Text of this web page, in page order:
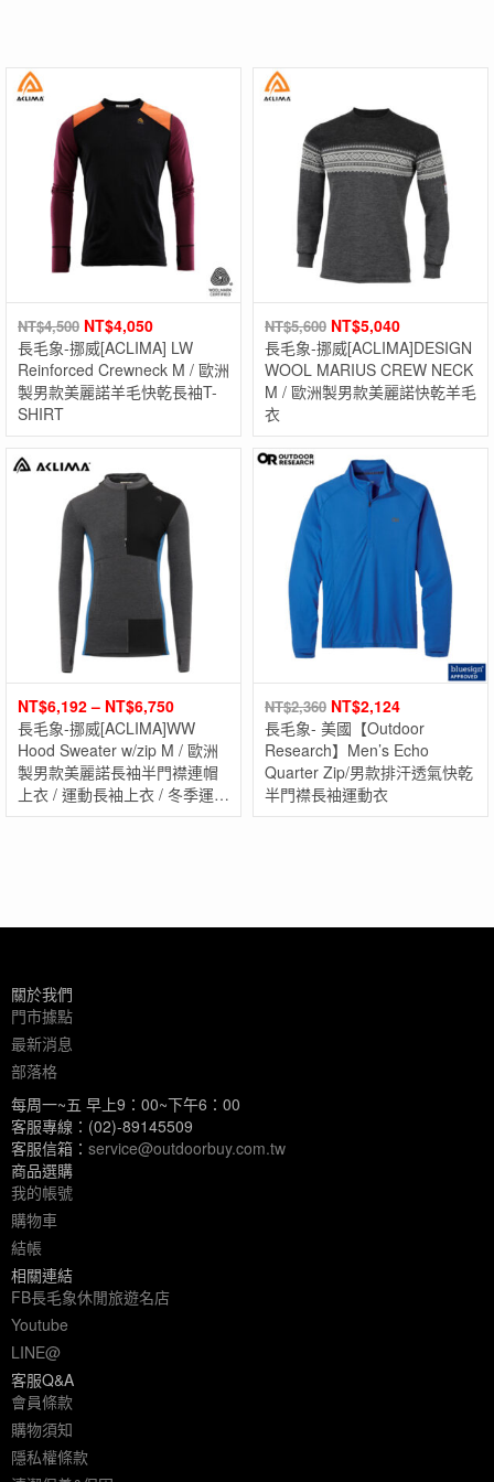
NT$4,500 NT$4,050
長毛象-挪威[ACLIMA] LW
Reinforced Crewneck M / 歐洲
製男款美麗諾羊毛快乾長袖T-
SHIRT
NT$5,600 NT$5,040
長毛象-挪威[ACLIMA]DESIGN
WOOL MARIUS CREW NECK
M / 歐洲製男款美麗諾快乾羊毛
衣
NT$6,192– NT$6,750
長毛象-挪威[ACLIMA]WW
Hood Sweater w/zip M / 歐洲
製男款美麗諾長袖半門襟連帽
上衣 / 運動長袖上衣 / 冬季運動
服飾
NT$2,360 NT$2,124
長毛象- 美國【Outdoor
Research】Men’s Echo
Quarter Zip/男款排汗透氣快乾
半門襟長袖運動衣
關於我們
門市據點
最新消息
部落格
每周一~五 早上9：00~下午6：00
客服專線：(02)-89145509
客服信箱： service@outdoorbuy.com.tw
商品選購
我的帳號
購物車
結帳
相關連結
FB長毛象休閒旅遊名店
Youtube
LINE@
客服Q&A
會員條款
購物須知
隱私權條款